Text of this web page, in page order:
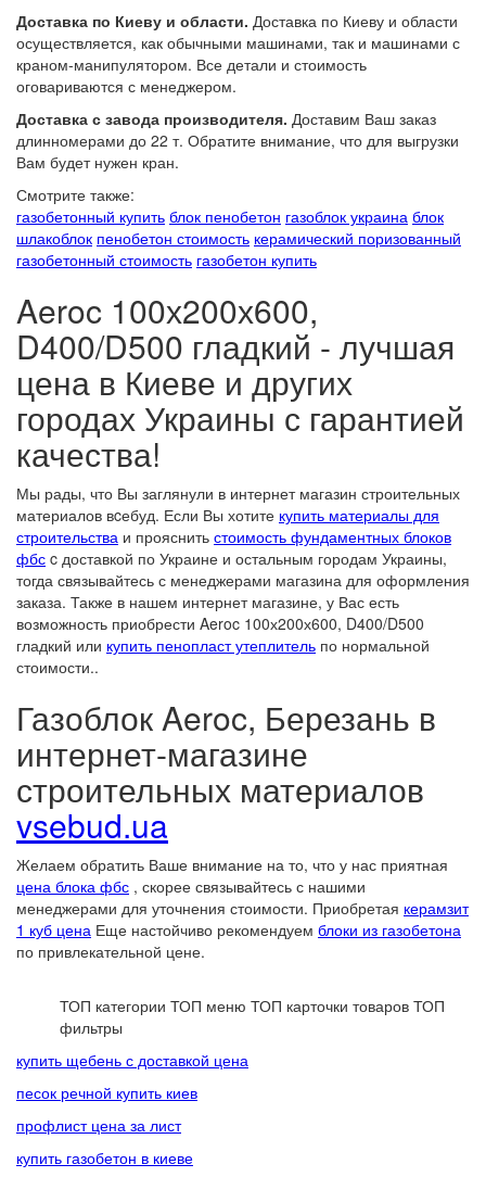
Доставка по Киеву и области. Доставка по Киеву и области
осуществляется, как обычными машинами, так и машинами с
краном-манипулятором. Все детали и стоимость
оговариваются с менеджером.
Доставка с завода производителя. Доставим Ваш заказ
длинномерами до 22 т. Обратите внимание, что для выгрузки
Вам будет нужен кран.
Смотрите также:
газобетонный купить блок пенобетон газоблок украина блок
шлакоблок пенобетон стоимость керамический поризованный
газобетонный стоимость газобетон купить
Aeroc 100х200х600,
D400/D500 гладкий - лучшая
цена в Киеве и других
городах Украины с гарантией
качества!
Мы рады, что Вы заглянули в интернет магазин строительных
материалов вcебуд. Если Вы хотите купить материалы для
строительства и прояснить стоимость фундаментных блоков
фбс c доставкой по Украине и остальным городам Украины,
тогда связывайтесь с менеджерами магазина для оформления
заказа. Также в нашем интернет магазине, у Вас есть
возможность приобрести Aeroc 100х200х600, D400/D500
гладкий или купить пенопласт утеплитель по нормальной
стоимости..
Газоблок Aeroc, Березань в
интернет-магазине
строительных материалов
vsebud.ua
Желаем обратить Ваше внимание на то, что у нас приятная
цена блока фбс , скорее связывайтесь с нашими
менеджерами для уточнения стоимости. Приобретая керамзит
1 куб цена Еще настойчиво рекомендуем блоки из газобетона
по привлекательной цене.
ТОП категории ТОП меню ТОП карточки товаров ТОП
фильтры
купить щебень с доставкой цена
песок речной купить киев
профлист цена за лист
купить газобетон в киеве